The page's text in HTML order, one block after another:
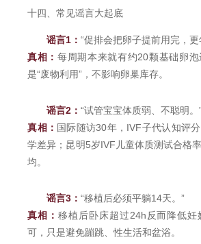
十四、常见谣言大起底
谣言1：“促排会把卵子提前用完，
真相：每周期本来就有约20颗基础卵
是“废物利用”，不影响卵巢库存。
谣言2：“试管宝宝体质弱、不聪明。
真相： 国际随访30年，IVF子代认知评
学差异；昆明5岁IVF儿童体质测试合格
均。
谣言3：“移植后必须平躺14天。”
真相：移植后卧床超过24h反而降低妊
可，只是避免蹦跳、性生活和盆浴。